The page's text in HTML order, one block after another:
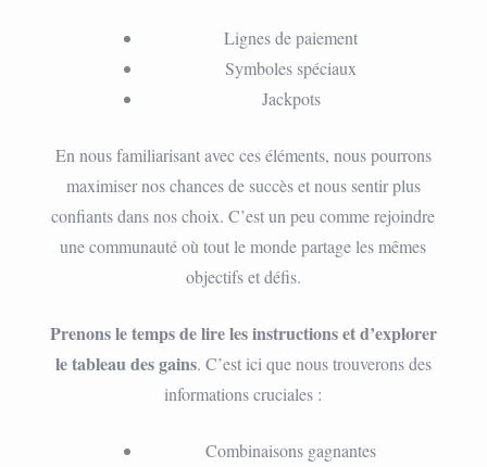
Lignes de paiement
Symboles spéciaux
Jackpots
En nous familiarisant avec ces éléments, nous pourrons
maximiser nos chances de succès et nous sentir plus
confiants dans nos choix. C’est un peu comme rejoindre
une communauté où tout le monde partage les mêmes
objectifs et défis.
Prenons le temps de lire les instructions et d’explorer
le tableau des gains. C’est ici que nous trouverons des
informations cruciales :
Combinaisons gagnantes